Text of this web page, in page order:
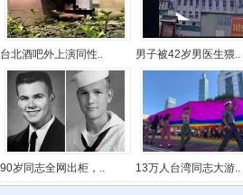
台北酒吧外上演同性.. 男子被42岁男医生猥..
90岁同志全网出柜，.. 13万人台湾同志大游..